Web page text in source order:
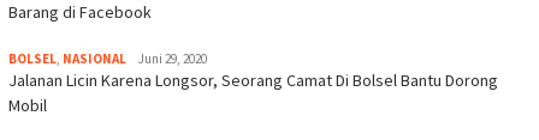
Barang di Facebook
BOLSEL, NASIONAL Juni 29, 2020
Jalanan Licin Karena Longsor, Seorang Camat Di Bolsel Bantu Dorong
Mobil